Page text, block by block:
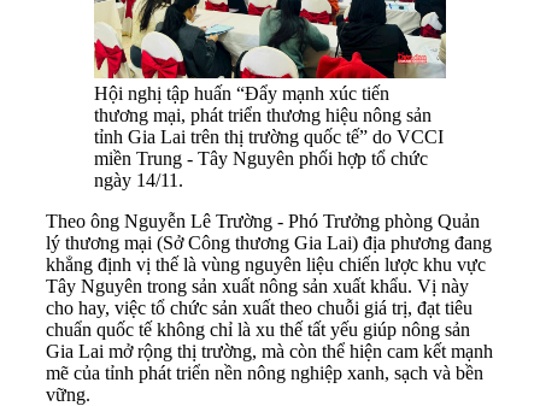
Hội nghị tập huấn “Đẩy mạnh xúc tiến
thương mại, phát triển thương hiệu nông sản
tỉnh Gia Lai trên thị trường quốc tế” do VCCI
miền Trung - Tây Nguyên phối hợp tổ chức
ngày 14/11.
Theo ông Nguyễn Lê Trường - Phó Trưởng phòng Quản
lý thương mại (Sở Công thương Gia Lai) địa phương đang
khẳng định vị thế là vùng nguyên liệu chiến lược khu vực
Tây Nguyên trong sản xuất nông sản xuất khẩu. Vị này
cho hay, việc tổ chức sản xuất theo chuỗi giá trị, đạt tiêu
chuẩn quốc tế không chỉ là xu thế tất yếu giúp nông sản
Gia Lai mở rộng thị trường, mà còn thể hiện cam kết mạnh
mẽ của tỉnh phát triển nền nông nghiệp xanh, sạch và bền
vững.